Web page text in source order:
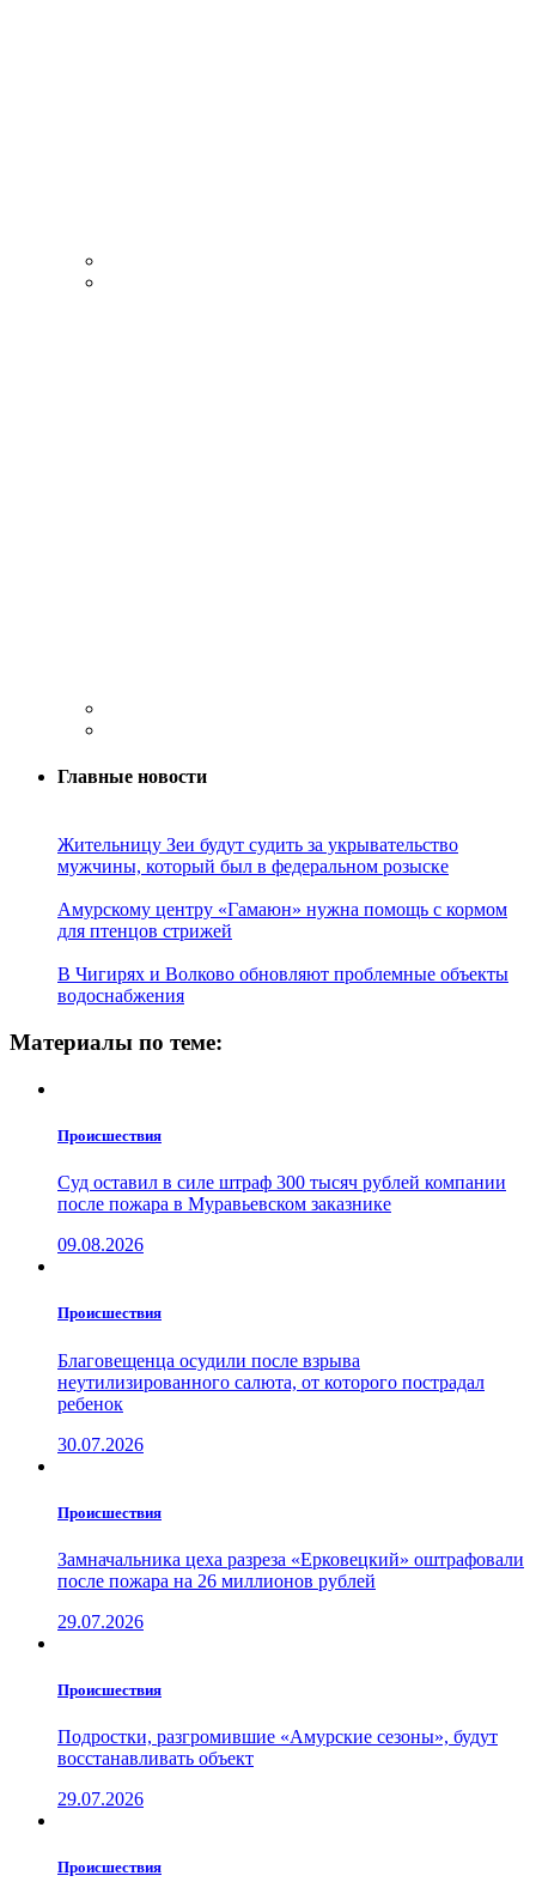
Главные новости
Жительницу Зеи будут судить за укрывательство
мужчины, который был в федеральном розыске
Амурскому центру «Гамаюн» нужна помощь с кормом
для птенцов стрижей
В Чигирях и Волково обновляют проблемные объекты
водоснабжения
Материалы по теме:
Проиcшествия
Суд оставил в силе штраф 300 тысяч рублей компании
после пожара в Муравьевском заказнике
09.08.2026
Проиcшествия
Благовещенца осудили после взрыва
неутилизированного салюта, от которого пострадал
ребенок
30.07.2026
Проиcшествия
Замначальника цеха разреза «Ерковецкий» оштрафовали
после пожара на 26 миллионов рублей
29.07.2026
Проиcшествия
Подростки, разгромившие «Амурские сезоны», будут
восстанавливать объект
29.07.2026
Проиcшествия